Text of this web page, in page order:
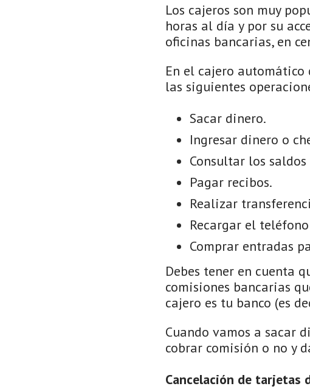
Los cajeros son muy
horas al día y por su
oficinas bancarias, en
En el cajero automático
las siguientes
Sacar dinero.
Ingresar dinero o
Consultar los
Pagar recibos.
Realizar
Recargar el
Comprar entradas
Debes tener en cuenta
comisiones bancarias
cajero es tu banco (es
Cuando vamos a sacar
cobrar comisión o no y
Cancelación de tarjetas